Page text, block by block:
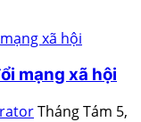
mạng xã hội
Tháng Tám 5,